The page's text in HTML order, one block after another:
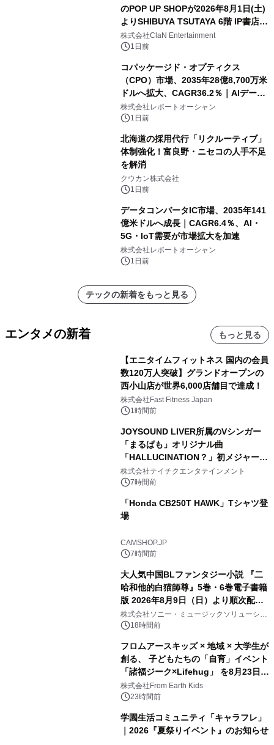
のPOP UP SHOPが2026年8月1日(土)
よりSHIBUYA TSUTAYA 6階 IP書店で
開催決定！！
株式会社ClaN Entertainment
1日前
コパッケージド・オプティクス
（CPO）市場、2035年28億8,700万米
ドルへ拡大、CAGR36.2％｜AIデータ
センター・高速光通信需要が成長を加
速
株式会社レポートオーシャン
1日前
北海道の採用代行「リクルーティブ」
体制強化！富良野・ニセコの人手不足
を解消
クウカン株式会社
1日前
データコンバータIC市場、2035年141
億米ドルへ成長｜CAGR6.4％、AI・
5G・IoT需要が市場拡大を加速
株式会社レポートオーシャン
1日前
テックの新着をもっと見る
エンタメの新着 もっと見る
【エニタイムフィットネス 国内の会員
数120万人突破】グランドオープンの
西小山店が世界6,000店舗目で達成！
株式会社Fast Fitness Japan
1時間前
JOYSOUND LIVER所属のVシンガー
「まるぱも」オリジナル曲
「HALLUCINATION？」初メジャー配
信リリース決定！
株式会社テイチクエンタテインメント
7時間前
「Honda CB250T HAWK」Tシャツ登
場
CAMSHOP.JP
7時間前
大人気中国BLファンタジー小説 『二
哈和他的白猫師尊』5巻・6巻電子書籍
版 2026年8月9日（日）より順次配信
開始
株式会社ソニー・ミュージックソリューショ
ンズ18時間前
フロムアースキッズ × 地域 × 大学生が
創る、 子どもたちの「自育」イベント
「諸福ジーク×Lifehug」 を8月23日
(日)開催
株式会社From Earth Kids
23時間前
学園生活コミュニティ「キャラフレ」
｜2026『夏祭りイベント』のお知らせ